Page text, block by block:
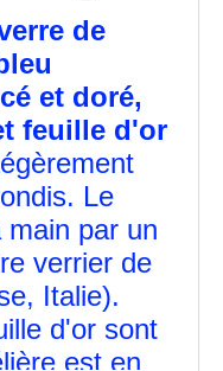
de
et doré,
feuille d'or
Le
par un
verrier de
Italie).
d'or sont
est en